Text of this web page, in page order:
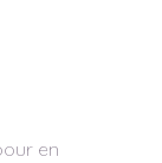
en